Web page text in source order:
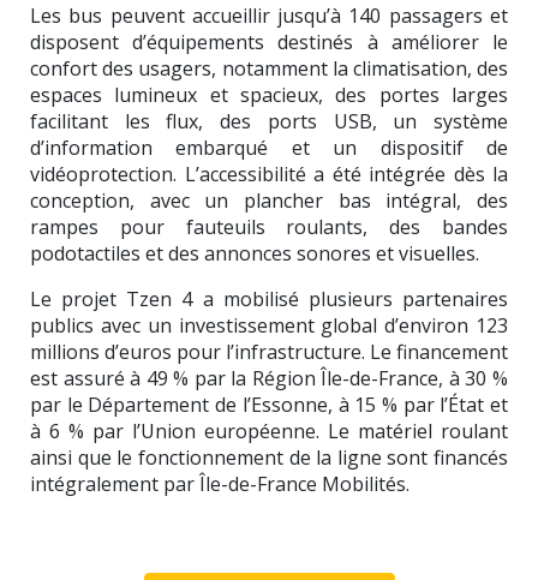
Les bus peuvent accueillir jusqu’à 140 passagers et
disposent d’équipements destinés à améliorer le
confort des usagers, notamment la climatisation, des
espaces lumineux et spacieux, des portes larges
facilitant les flux, des ports USB, un système
d’information embarqué et un dispositif de
vidéoprotection. L’accessibilité a été intégrée dès la
conception, avec un plancher bas intégral, des
rampes pour fauteuils roulants, des bandes
podotactiles et des annonces sonores et visuelles.
Le projet Tzen 4 a mobilisé plusieurs partenaires
publics avec un investissement global d’environ 123
millions d’euros pour l’infrastructure. Le financement
est assuré à 49 % par la Région Île-de-France, à 30 %
par le Département de l’Essonne, à 15 % par l’État et
à 6 % par l’Union européenne. Le matériel roulant
ainsi que le fonctionnement de la ligne sont financés
intégralement par Île-de-France Mobilités.